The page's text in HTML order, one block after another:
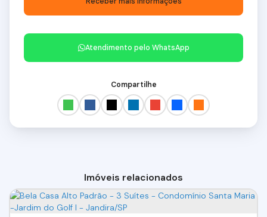
Atendimento pelo WhatsApp
Compartilhe
Imóveis relacionados